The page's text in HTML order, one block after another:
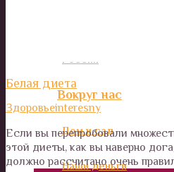
Вокруг нас
Дом и сад
Наши деньги
Белая диета
Здоровьеinteresny
Если вы перепробовали
этой диеты, как вы наверно
должно рассчитано очень